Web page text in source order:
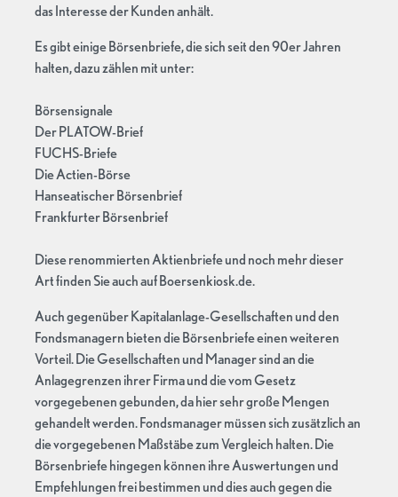
das Interesse der Kunden anhält.
Es gibt einige Börsenbriefe, die sich seit den 90er Jahren
halten, dazu zählen mit unter:
Börsensignale
Der PLATOW-Brief
FUCHS-Briefe
Die Actien-Börse
Hanseatischer Börsenbrief
Frankfurter Börsenbrief
Diese renommierten Aktienbriefe und noch mehr dieser
Art finden Sie auch auf Boersenkiosk.de.
Auch gegenüber Kapitalanlage-Gesellschaften und den
Fondsmanagern bieten die Börsenbriefe einen weiteren
Vorteil. Die Gesellschaften und Manager sind an die
Anlagegrenzen ihrer Firma und die vom Gesetz
vorgegebenen gebunden, da hier sehr große Mengen
gehandelt werden. Fondsmanager müssen sich zusätzlich an
die vorgegebenen Maßstäbe zum Vergleich halten. Die
Börsenbriefe hingegen können ihre Auswertungen und
Empfehlungen frei bestimmen und dies auch gegen die